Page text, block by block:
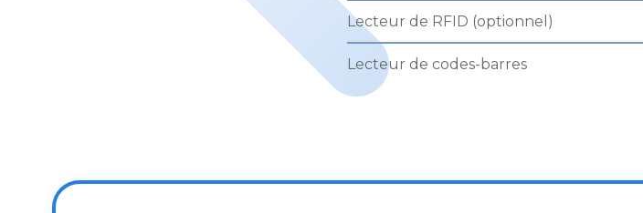
Lecteur de RFID (optionnel)
Lecteur de codes-barres